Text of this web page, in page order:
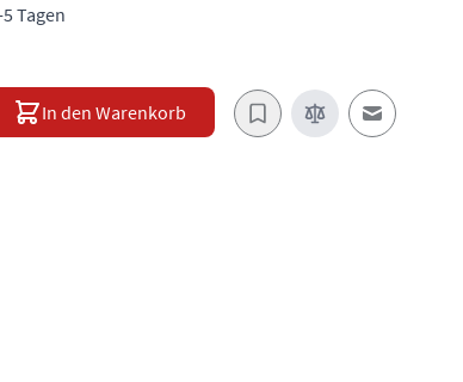
Tagen
In den Warenkorb
E-Mail an